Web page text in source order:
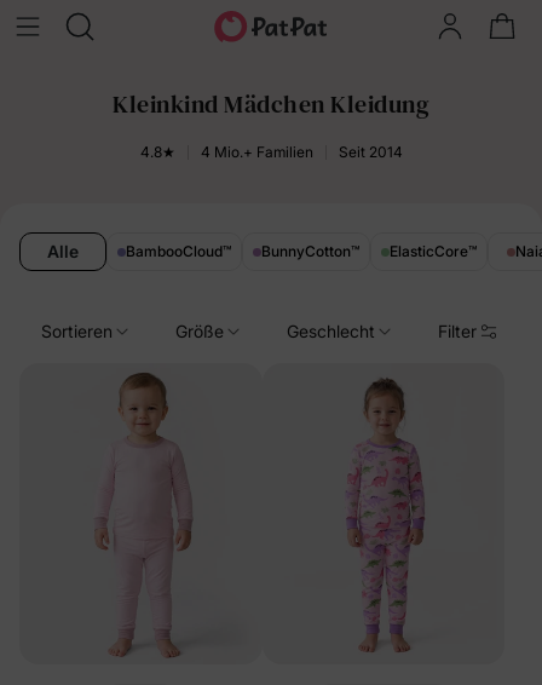
Kleinkind Mädchen Kleidung
4.8★ 4 Mio.+ Familien Seit 2014
Alle BambooCloud™ BunnyCotton™ ElasticCore™
Sortieren Größe Geschlecht Filter